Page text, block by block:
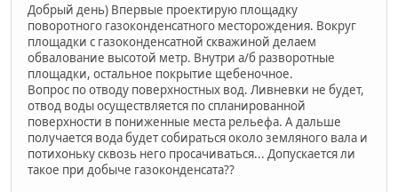
Добрый день) Впервые проектирую площадку
поворотного газоконденсатного месторождения. Вокруг
площадки с газоконденсатной скважиной делаем
обвалование высотой метр. Внутри а/б разворотные
площадки, остальное покрытие щебеночное.
Вопрос по отводу поверхностных вод. Ливневки не будет,
отвод воды осуществляется по спланированной
поверхности в пониженные места рельефа. А дальше
получается вода будет собираться около земляного вала и
потихоньку сквозь него просачиваться... Допускается ли
такое при добыче газоконденсата??